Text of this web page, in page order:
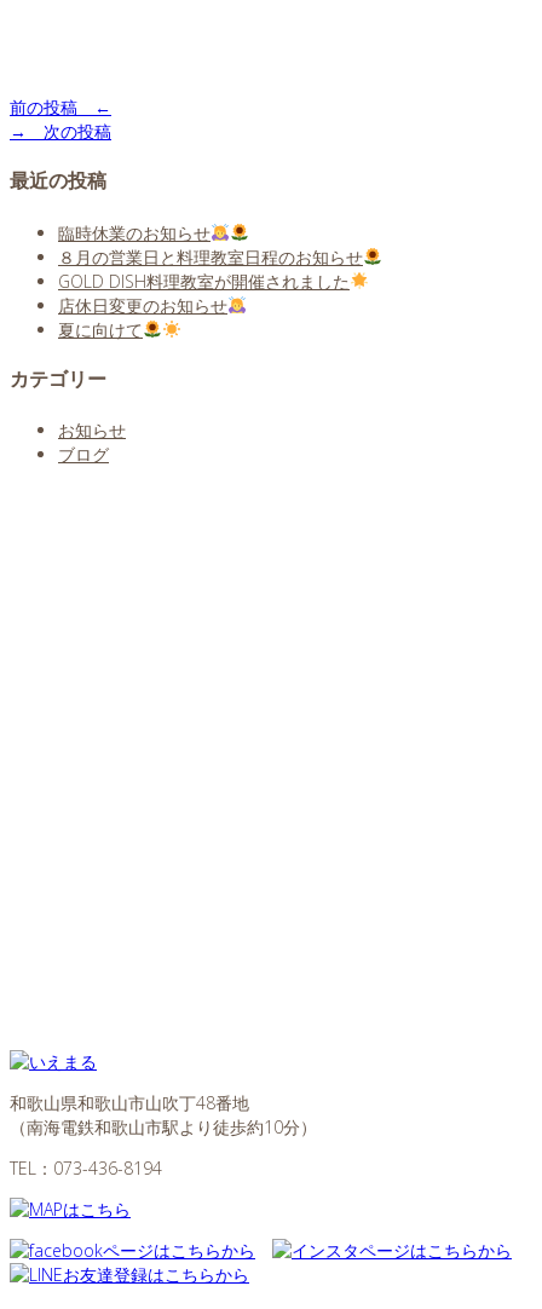
前の投稿 ←
→ 次の投稿
最近の投稿
臨時休業のお知らせ
８月の営業日と料理教室日程のお知らせ
GOLD DISH料理教室が開催されました
店休日変更のお知らせ
夏に向けて
カテゴリー
お知らせ
ブログ
和歌山県和歌山市山吹丁48番地
（南海電鉄和歌山市駅より徒歩約10分）
TEL： 073-436-8194